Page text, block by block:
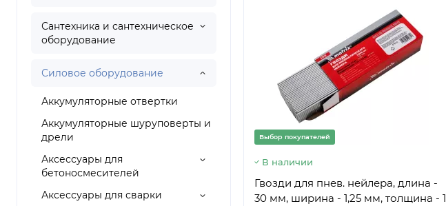
Сантехника и сантехническое
оборудование
Силовое оборудование
Аккумуляторные отвертки
Аккумуляторные шуруповерты и
дрели
Аксессуары для
бетоносмесителей
Аксессуары для сварки
Выбор покупателей
В наличии
Гвозди для пнев. нейлера, длина -
30 мм, ширина - 1,25 мм, толщина - 1